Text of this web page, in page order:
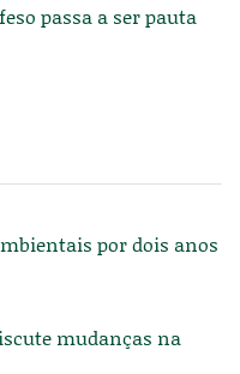
passa a ser pauta
por dois anos
mudanças na